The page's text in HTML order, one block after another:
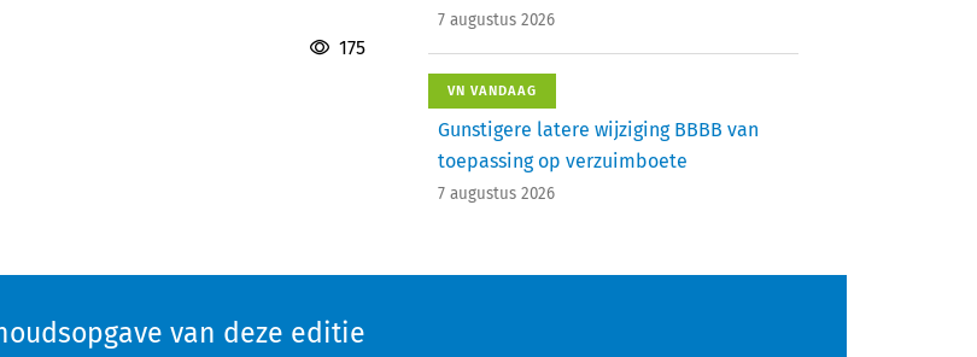
175
7 augustus 2026
VN VANDAAG
Gunstigere latere wijziging BBBB van
toepassing op verzuimboete
7 augustus 2026
van deze editie